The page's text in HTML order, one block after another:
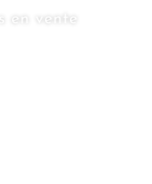
en vente